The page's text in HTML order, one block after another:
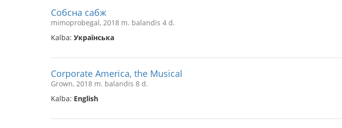
Собсна сабж
mimoprobegal, 2018 m. balandis 4 d.
Kalba: Українська
Corporate America, the Musical
Grown, 2018 m. balandis 8 d.
Kalba: English